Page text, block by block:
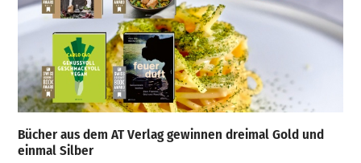
Bücher aus dem AT Verlag gewinnen dreimal Gold und
einmal Silber